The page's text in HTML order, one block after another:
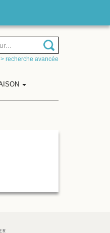
> recherche avancée